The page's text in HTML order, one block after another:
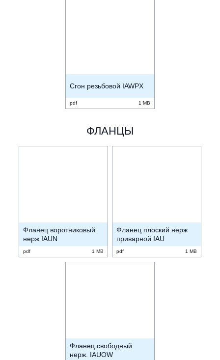
Сгон резьбовой IAWPX
pdf 1 MB
ФЛАНЦЫ
Фланец воротниковый
нерж IAUN
pdf 1 MB
Фланец плоский нерж
приварной IAU
pdf 1 MB
Фланец свободный
нерж. IAUOW